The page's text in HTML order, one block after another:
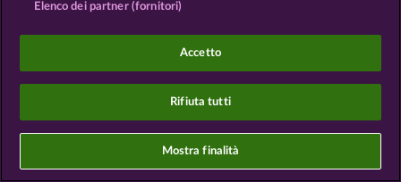
Elenco dei partner (fornitori)
Accetto
Rifiuta tutti
Mostra finalità